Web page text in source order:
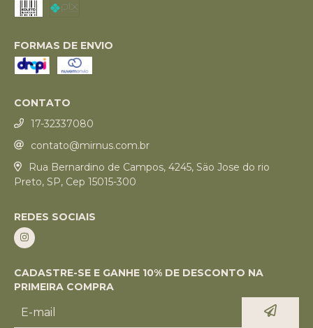
FORMAS DE ENVIO
CONTATO
17-32337080
contato@mirnus.com.br
Rua Bernardino de Campos, 4245, Säo Jose do rio
Preto, SP, Cep 15015-300
REDES SOCIAIS
CADASTRE-SE E GANHE 10% DE DESCONTO NA
PRIMEIRA COMPRA